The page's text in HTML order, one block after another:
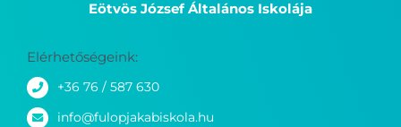
Elérhetőségeink: